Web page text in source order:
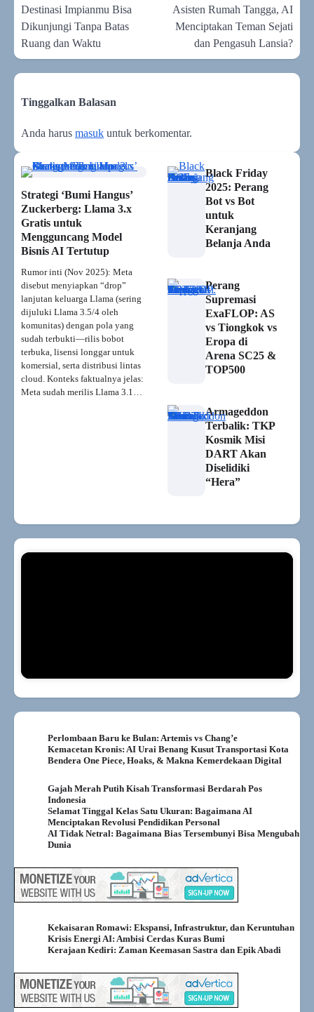
Destinasi Impianmu Bisa
Dikunjungi Tanpa Batas
Ruang dan Waktu
Asisten Rumah Tangga, AI
Menciptakan Teman Sejati
dan Pengasuh Lansia?
Tinggalkan Balasan
Anda harus masuk untuk berkomentar.
Strategi ‘Bumi Hangus’
Zuckerberg: Llama 3.x
Gratis untuk
Mengguncang Model
Bisnis AI Tertutup
Rumor inti (Nov 2025): Meta
disebut menyiapkan “drop”
lanjutan keluarga Llama (sering
dijuluki Llama 3.5/4 oleh
komunitas) dengan pola yang
sudah terbukti—rilis bobot
terbuka, lisensi longgar untuk
komersial, serta distribusi lintas
cloud. Konteks faktualnya jelas:
Meta sudah merilis Llama 3.1…
Black Friday
2025: Perang
Bot vs Bot
untuk
Keranjang
Belanja Anda
Perang
Supremasi
ExaFLOP: AS
vs Tiongkok vs
Eropa di
Arena SC25 &
TOP500
Armageddon
Terbalik: TKP
Kosmik Misi
DART Akan
Diselidiki
“Hera”
Perlombaan Baru ke Bulan: Artemis vs Chang’e
Kemacetan Kronis: AI Urai Benang Kusut Transportasi Kota
Bendera One Piece, Hoaks, & Makna Kemerdekaan Digital
Gajah Merah Putih Kisah Transformasi Berdarah Pos
Indonesia
Selamat Tinggal Kelas Satu Ukuran: Bagaimana AI
Menciptakan Revolusi Pendidikan Personal
AI Tidak Netral: Bagaimana Bias Tersembunyi Bisa Mengubah
Dunia
Kekaisaran Romawi: Ekspansi, Infrastruktur, dan Keruntuhan
Krisis Energi AI: Ambisi Cerdas Kuras Bumi
Kerajaan Kediri: Zaman Keemasan Sastra dan Epik Abadi